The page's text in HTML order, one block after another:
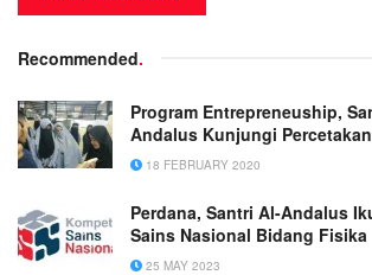
Recommended.
Program Entrepreneuship,
Andalus Kunjungi
18 FEBRUARY 2020
Perdana, Santri Al-Andalus
Sains Nasional Bidang Fisika
25 MAY 2023